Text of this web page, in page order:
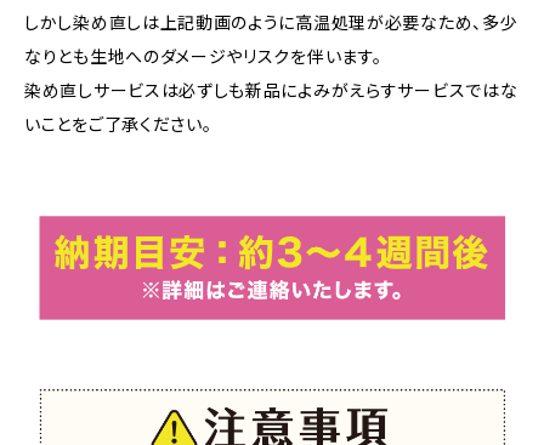
しかし染め直しは上記動画のように高温処理が必要なため、多少
なりとも生地へのダメージやリスクを伴います。
染め直しサービスは必ずしも新品によみがえらすサービスではな
いことをご了承ください。